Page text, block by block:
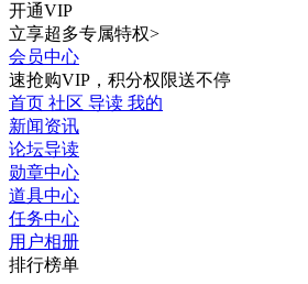
开通VIP
立享超多专属特权>
会员中心
速抢购VIP，积分权限送不停
首页 社区 导读 我的
新闻资讯
论坛导读
勋章中心
道具中心
任务中心
用户相册
排行榜单